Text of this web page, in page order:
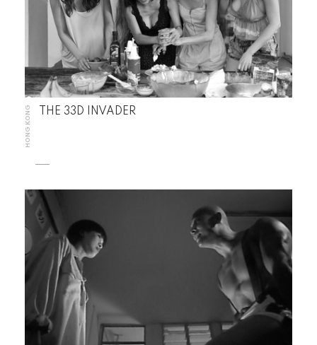
HONG KONG THE 33D INVADER